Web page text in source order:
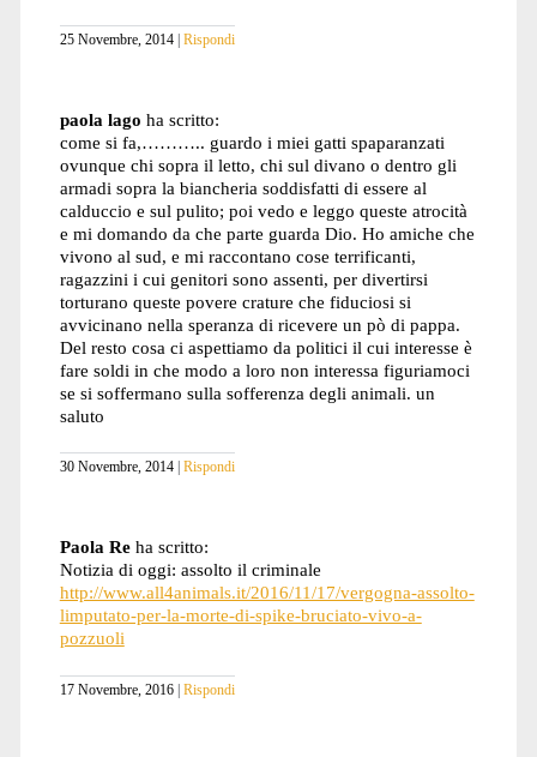
25 Novembre, 2014 Rispondi
paola lago ha scritto:
come si fa,……….. guardo i miei gatti spaparanzati
ovunque chi sopra il letto, chi sul divano o dentro gli
armadi sopra la biancheria soddisfatti di essere al
calduccio e sul pulito; poi vedo e leggo queste atrocità
e mi domando da che parte guarda Dio. Ho amiche che
vivono al sud, e mi raccontano cose terrificanti,
ragazzini i cui genitori sono assenti, per divertirsi
torturano queste povere crature che fiduciosi si
avvicinano nella speranza di ricevere un pò di pappa.
Del resto cosa ci aspettiamo da politici il cui interesse è
fare soldi in che modo a loro non interessa figuriamoci
se si soffermano sulla sofferenza degli animali. un
saluto
30 Novembre, 2014 Rispondi
Paola Re ha scritto:
Notizia di oggi: assolto il criminale
http://www.all4animals.it/2016/11/17/vergogna-assolto-
limputato-per-la-morte-di-spike-bruciato-vivo-a-
pozzuoli
17 Novembre, 2016 Rispondi